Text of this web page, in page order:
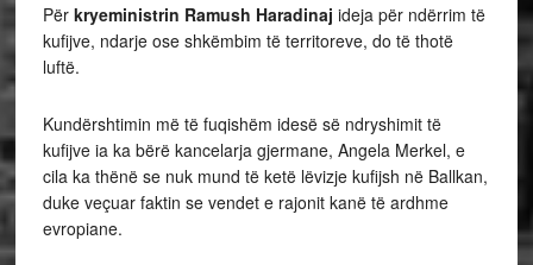
Për kryeministrin Ramush Haradinaj ideja për ndërrim të
kufijve, ndarje ose shkëmbim të territoreve, do të thotë
luftë.
Kundërshtimin më të fuqishëm idesë së ndryshimit të
kufijve ia ka bërë kancelarja gjermane, Angela Merkel, e
cila ka thënë se nuk mund të ketë lëvizje kufijsh në Ballkan,
duke veçuar faktin se vendet e rajonit kanë të ardhme
evropiane.